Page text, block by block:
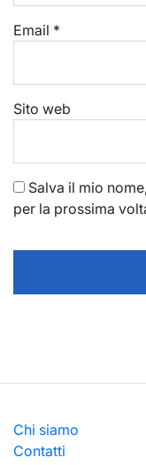
Email *
Sito web
Salva il mio
per la prossima
Chi siamo
Contatti